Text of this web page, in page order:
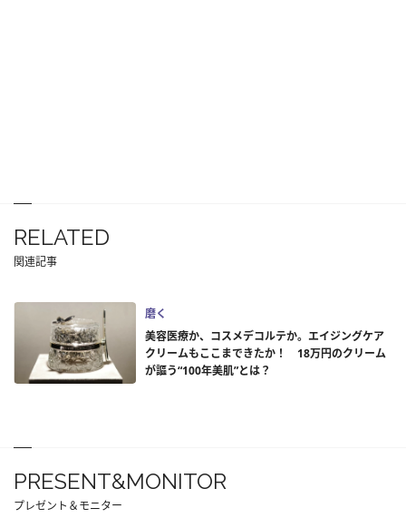
RELATED
関連記事
磨く
美容医療か、コスメデコルテか。エイジングケア
クリームもここまできたか！ 18万円のクリーム
が謳う“100年美肌”とは？
PRESENT&MONITOR
プレゼント＆モニター